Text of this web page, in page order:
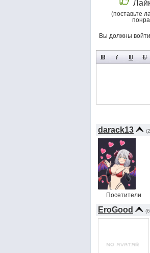
(поставьте
Вы должны
darack13
Посетители
EroGood